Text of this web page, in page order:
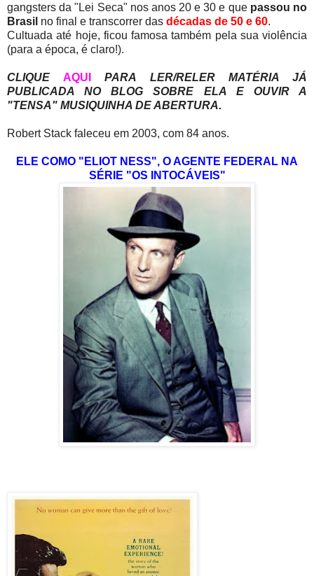
gangsters da "Lei Seca" nos anos 20 e 30 e que passou no
Brasil no final e transcorrer das décadas de 50 e 60.
Cultuada até hoje, ficou famosa também pela sua violência
(para a época, é claro!).
CLIQUEAQUI
PARA LER/RELER MATÉRIA JÁ
PUBLICADA NO BLOG SOBRE ELA E OUVIR A
"TENSA" MUSIQUINHA DE ABERTURA.
Robert Stack faleceu em 2003, com 84 anos.
ELE COMO "ELIOT NESS", O AGENTE FEDERAL NA
SÉRIE "OS INTOCÁVEIS"